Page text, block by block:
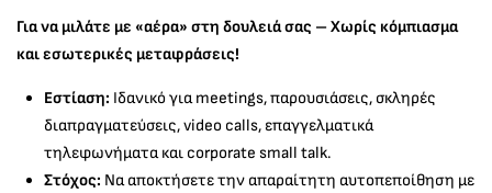
Για να μιλάτε με «αέρα» στη δουλειά σας – Χωρίς κόμπιασμα
και εσωτερικές μεταφράσεις!
Εστίαση: Ιδανικό για meetings, παρουσιάσεις, σκληρές
διαπραγματεύσεις, video calls, επαγγελματικά
τηλεφωνήματα και corporate small talk.
Στόχος: Να αποκτήσετε την απαραίτητη αυτοπεποίθηση με